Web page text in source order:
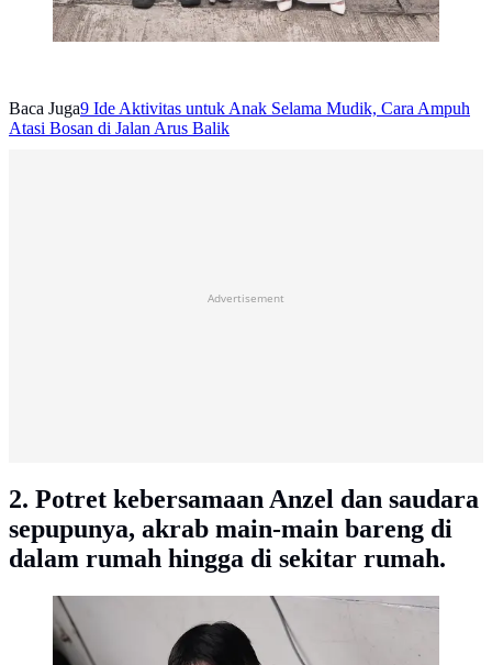
Baca Juga9 Ide Aktivitas untuk Anak Selama Mudik, Cara Ampuh
Atasi Bosan di Jalan Arus Balik
Advertisement
2. Potret kebersamaan Anzel dan saudara
sepupunya, akrab main-main bareng di
dalam rumah hingga di sekitar rumah.